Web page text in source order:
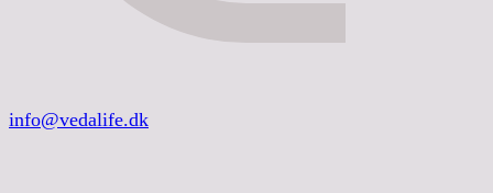
info@vedalife.dk